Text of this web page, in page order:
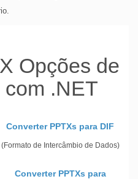
Opções de
.NET
Converter PPTXs para DIF
(Formato de Intercâmbio de Dados)
Converter PPTXs para